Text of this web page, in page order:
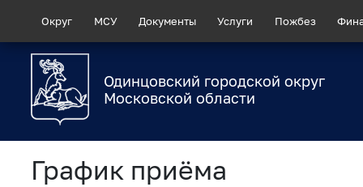
Округ МСУ Документы Услуги Пожбез
Одинцовский городской округ
Московской области
График приёма